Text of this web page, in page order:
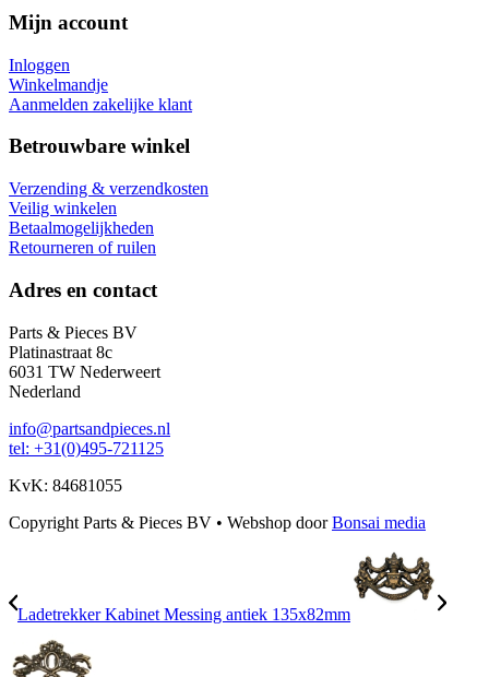
Mijn account
Inloggen
Winkelmandje
Aanmelden zakelijke klant
Betrouwbare winkel
Verzending & verzendkosten
Veilig winkelen
Betaalmogelijkheden
Retourneren of ruilen
Adres en contact
Parts & Pieces BV
Platinastraat 8c
6031 TW Nederweert
Nederland
info@partsandpieces.nl
tel: +31(0)495-721125
KvK: 84681055
Copyright Parts & Pieces BV • Webshop doorBonsai media
Ladetrekker Kabinet Messing antiek 135x82mm